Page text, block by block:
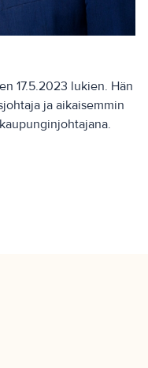
17.5.2023 lukien. Hän
ja aikaisemmin